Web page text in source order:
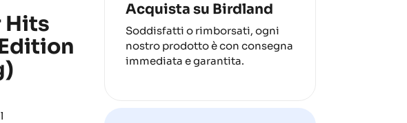
Hits
l
Acquista su Birdland
Soddisfatti o rimborsati, ogni
nostro prodotto è con consegna
immediata e garantita.